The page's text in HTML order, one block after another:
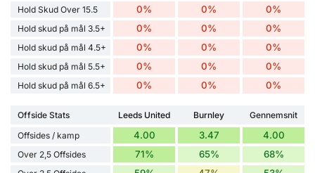
Hold Skud Over 15.5 0% 0% 0%
Hold skud på mål 3.5+ 0% 0% 0%
Hold skud på mål 4.5+ 0% 0% 0%
Hold skud på mål 5.5+ 0% 0% 0%
Hold skud på mål 6.5+ 0% 0% 0%
Offside Stats Leeds United Burnley
Gennemsnit
Offsides / kamp
4.00 3.47 4.00
Over 2,5 Offsides 71% 65% 68%